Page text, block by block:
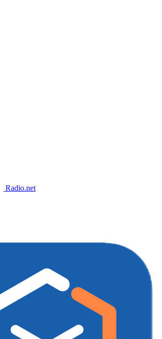
Radio.net